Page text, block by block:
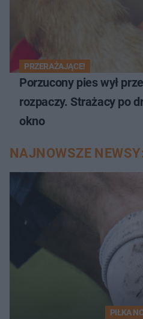
PRZERAŻAJĄCE!
Porzucony pies wył
rozpaczy. Strażacy po
okno
NAJNOWSZE
PIŁKA